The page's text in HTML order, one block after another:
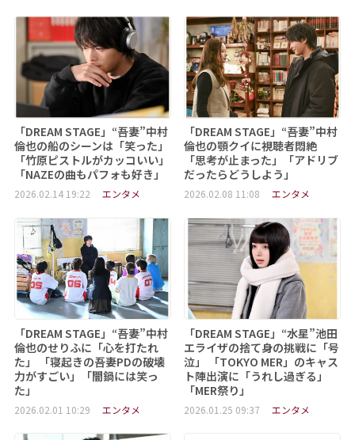
「DREAM STAGE」“吾妻”中村
倫也の船のシーンは「笑った」
「竹原ピストルがカッコいい」
「NAZEの曲もパフォも好き」
2026.02.14 19:22 エンタメ
「DREAM STAGE」“吾妻”中村
倫也の顎クイに視聴者悶絶
「思考が止まった」「アドリブ
だったらどうしよう」
2026.02.08 11:08 エンタメ
「DREAM STAGE」“吾妻”中村
倫也のせりふに「心を打たれ
た」 「寝起きの吾妻PDの破壊
力がすごい」「闇鍋には笑っ
た」
2026.02.01 10:29 エンタメ
「DREAM STAGE」“水星”池田
エライザの捨て身の挑戦に「号
泣」 「TOKYO MER」のキャス
ト陣出演に「うれし過ぎる」
「MER祭り」
2026.01.25 09:37 エンタメ